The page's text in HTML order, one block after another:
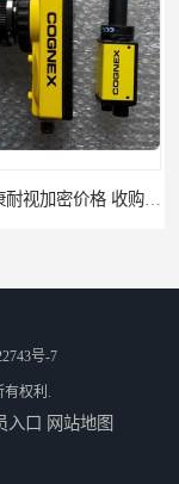
号-7
有权利.
入口 网站地图